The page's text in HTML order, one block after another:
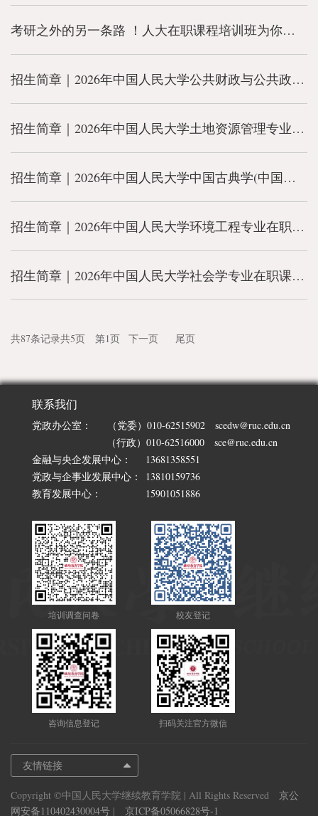
考研之外的另一条路 ！人大在职课程培训班为你开启人生新赛道
招生简章｜2026年中国人民大学公共财政与公共政策专业(公共政策方向)在职课程培训班
招生简章｜2026年中国人民大学土地资源管理专业在职课程培训班
招生简章｜2026年中国人民大学中国古典学(中国古代史)专业在职课程培训班
招生简章｜2026年中国人民大学环境工程专业在职课程培训班
招生简章｜2026年中国人民大学社会学专业在职课程培训班
共87条记录共5页 第1页 下一页 尾页
联系我们
党政办公室：
（党委）010-62515902 scedw@ruc.edu.cn
（行政）010-62516000 sce@ruc.edu.cn
金融与央企发展中心：
13681358551
党政与企事业发展中心：
13810159736
教育发展中心：
15901051886
培训调查问卷 校友登记
咨询信息登记 扫码关注官方微信
友情链接
Copyright ©中国人民大学继续教育学院 | All Rights Reserved
京公
网安备110402430004号 | 京ICP备05066828号-1